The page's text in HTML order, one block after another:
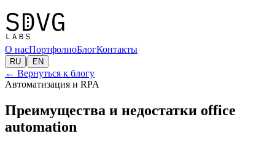
О насПортфолиоБлогКонтакты
RU | EN
← Вернуться к блогу
Автоматизация и RPA
Преимущества и недостатки office
automation